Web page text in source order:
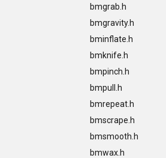
bmgrab.h
bmgravity.h
bminflate.h
bmknife.h
bmpinch.h
bmpull.h
bmrepeat.h
bmscrape.h
bmsmooth.h
bmwax.h